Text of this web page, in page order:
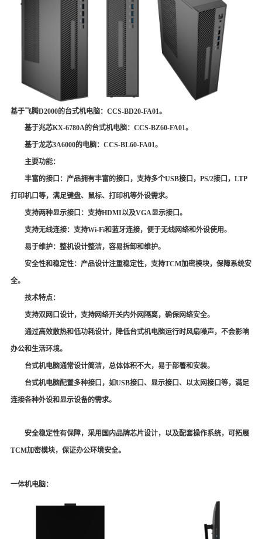
基于飞腾D2000的台式机电脑： CCS-BD20-FA01。
基于兆芯KX-6780A的台式机电脑： CCS-BZ60-FA01。
基于龙芯3A6000的电脑： CCS-BL60-FA01。
主要功能：
丰富的接口：产品拥有丰富的接口，支持多个USB接口， PS/2接口， LTP
打印机口等，满足键盘、鼠标、打印机等外设需求。
支持两种显示接口：支持HDMI以及VGA显示接口。
支持无线连接：支持Wi-Fi和蓝牙连接，便于无线网络和外设使用。
易于维护：整机设计整洁，容易拆卸和维护。
安全性和稳定性：产品设计注重稳定性，支持TCM加密模块，保障系统安
全。
技术特点：
支持双网口设计，支持网络开关内外网隔离，确保网络安全。
通过高效散热和低功耗设计，降低台式机电脑运行时风扇噪声，不会影响
办公和生活环境。
台式机电脑通常设计简洁，总体体积不大，易于部署和安装。
台式机电脑配置多种接口，如USB接口、显示接口、以太网接口等，满足
连接各种外设和显示设备的需求。
安全稳定性有保障，采用国内品牌芯片设计，以及配套操作系统，可拓展
TCM加密模块，保证办公环境安全。
一体机电脑：